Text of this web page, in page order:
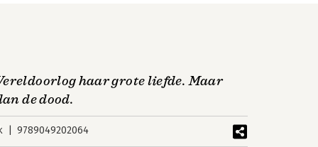
haar grote liefde. Maar
de dood.
9789049202064